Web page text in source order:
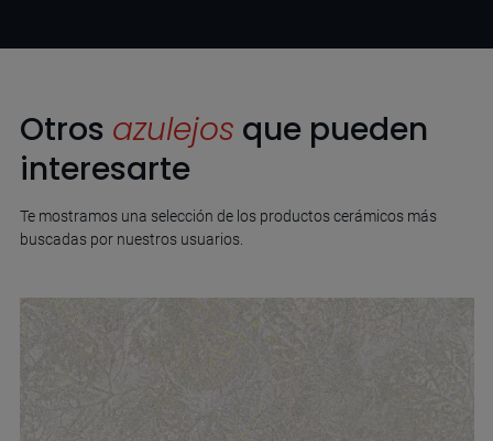
Otros azulejos que pueden
interesarte
Te mostramos una selección de los productos cerámicos más
buscadas por nuestros usuarios.